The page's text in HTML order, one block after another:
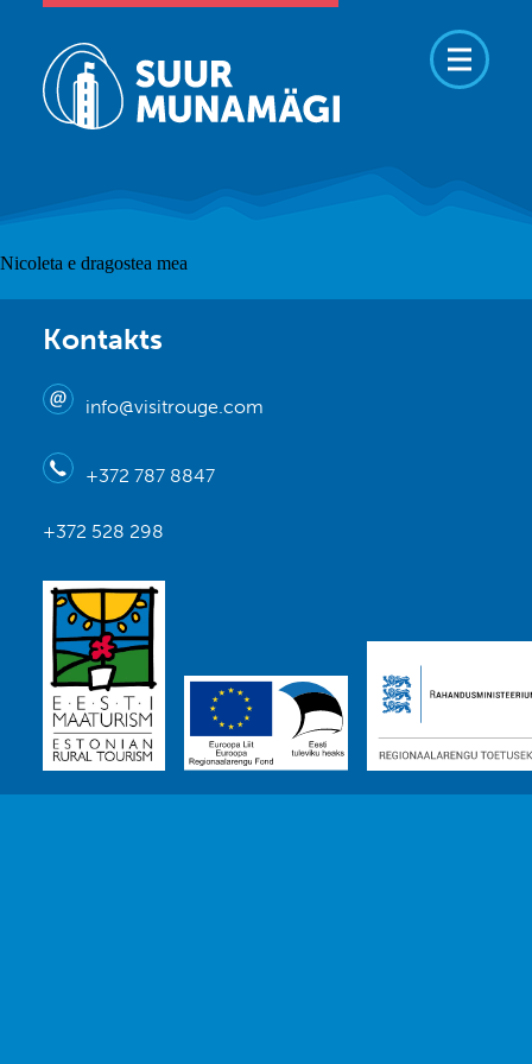
Nicoleta e dragostea mea
Kontakts
info@visitrouge.com
+372 787 8847
+372 528 298